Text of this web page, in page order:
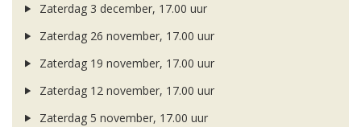
Zaterdag 3 december, 17.00 uur
Zaterdag 26 november, 17.00 uur
Zaterdag 19 november, 17.00 uur
Zaterdag 12 november, 17.00 uur
Zaterdag 5 november, 17.00 uur